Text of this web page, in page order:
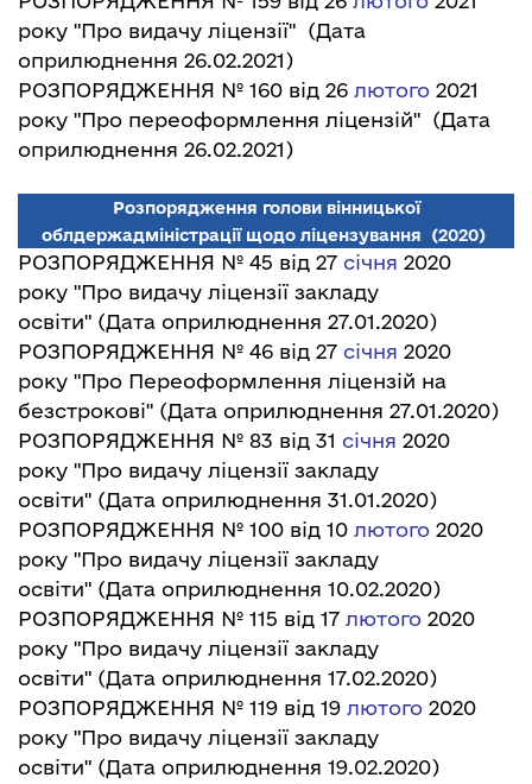
року "Про видачу ліцензії" (Дата
оприлюднення 26.02.2021)
РОЗПОРЯДЖЕННЯ № 160 від 26 лютого 2021
року "Про переоформлення ліцензій" (Дата
оприлюднення 26.02.2021)
Розпорядження голови вінницької
облдержадміністрації щодо ліцензування
(2020)
РОЗПОРЯДЖЕННЯ № 45 від 27 січня 2020
року "Про видачу ліцензії закладу
освіти" (Дата оприлюднення 27.01.2020)
РОЗПОРЯДЖЕННЯ № 46 від 27 січня 2020
року "Про Переоформлення ліцензій на
безстрокові" (Дата оприлюднення 27.01.2020)
РОЗПОРЯДЖЕННЯ № 83 від 31 січня 2020
року "Про видачу ліцензії закладу
освіти" (Дата оприлюднення 31.01.2020)
РОЗПОРЯДЖЕННЯ № 100 від 10 лютого 2020
року "Про видачу ліцензії закладу
освіти" (Дата оприлюднення 10.02.2020)
РОЗПОРЯДЖЕННЯ № 115 від 17 лютого 2020
року "Про видачу ліцензії закладу
освіти" (Дата оприлюднення 17.02.2020)
РОЗПОРЯДЖЕННЯ № 119 від 19 лютого 2020
року "Про видачу ліцензії закладу
освіти" (Дата оприлюднення 19.02.2020)